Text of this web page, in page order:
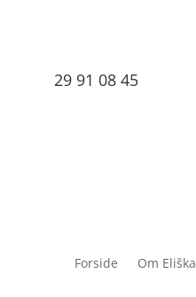
29 91 08 45
Forside Om Eliška